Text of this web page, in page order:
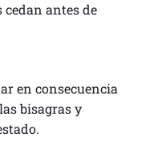
cedan antes de
en consecuencia
bisagras y